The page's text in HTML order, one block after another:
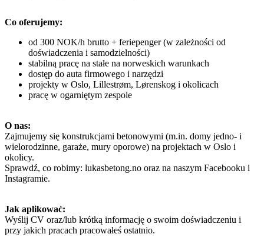
Co oferujemy:
od 300 NOK/h brutto + feriepenger (w zależności od
doświadczenia i samodzielności)
stabilną pracę na stałe na norweskich warunkach
dostęp do auta firmowego i narzędzi
projekty w Oslo, Lillestrøm, Lørenskog i okolicach
pracę w ogarniętym zespole
O nas:
Zajmujemy się konstrukcjami betonowymi (m.in. domy jedno- i
wielorodzinne, garaże, mury oporowe) na projektach w Oslo i
okolicy.
Sprawdź, co robimy: lukasbetong.no oraz na naszym Facebooku i
Instagramie.
Jak aplikować:
Wyślij CV oraz/lub krótką informację o swoim doświadczeniu i
przy jakich pracach pracowałeś ostatnio.